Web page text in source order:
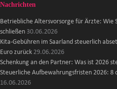
Nachrichten
Betriebliche Altersvorsorge für Ärzte: Wie
schließen 30.06.2026
Kita-Gebühren im Saarland steuerlich
Euro zurück 29.06.2026
Schenkung an den Partner: Was ist 2026
Steuerliche Aufbewahrungsfristen 2026: 8
16.06.2026